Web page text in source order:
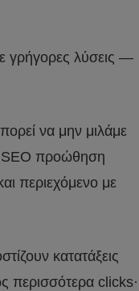
γρήγορες λύσεις —
να μην μιλάμε
SEO προώθηση
περιεχόμενο με
κατατάξεις
περισσότερα clicks·